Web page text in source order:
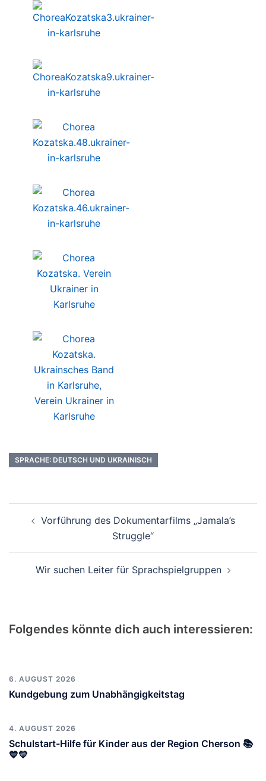
SPRACHE: DEUTSCH UND UKRAINISCH
Vorführung des Dokumentarfilms „Jamala’s
Struggle“
Wir suchen Leiter für Sprachspielgruppen
Folgendes könnte dich auch interessieren:
6. AUGUST 2026
Kundgebung zum Unabhängigkeitstag
4. AUGUST 2026
Schulstart-Hilfe für Kinder aus der Region Cherson 📚
💙💛